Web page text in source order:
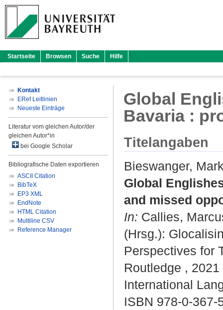
Startseite Browsen Suche Hilfe
Kontakt
ERef Leitlinien
Neueste Einträge
Literatur vom gleichen Autor/der
gleichen Autor*in
bei Google Scholar
Bibliografische Daten exportieren
ASCII Citation
BibTeX
EP3 XML
EndNote
HTML Citation
Multiline CSV
Reference Manager
Global
Bavaria :
Titelangaben
Bieswanger,
Global
and missed
In: Callies,
(Hrsg.):
Perspectives for
Routledge ,
International
ISBN 978-0-367-